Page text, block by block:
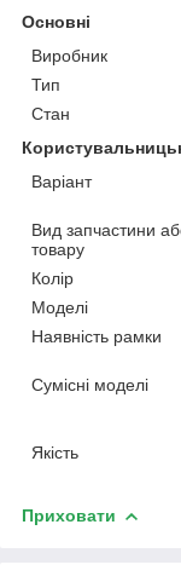
Основні
Виробник
Тип
Стан
Варіант
Вид запчастини
товару
Колір
Моделі
Наявність рамки
Сумісні моделі
Якість
Приховати